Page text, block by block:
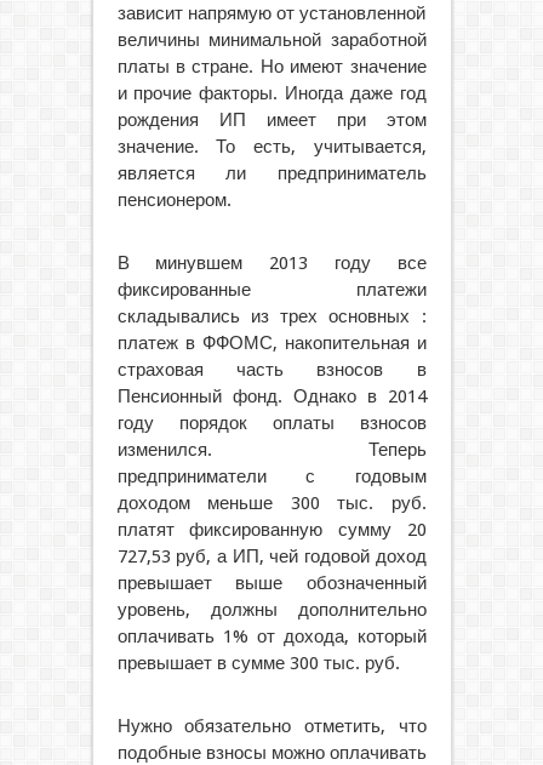
зависит напрямую от установленной
величины минимальной заработной
платы в стране. Но имеют значение
и прочие факторы. Иногда даже год
рождения ИП имеет при этом
значение. То есть, учитывается,
является ли предприниматель
пенсионером.
В минувшем 2013 году все
фиксированные платежи
складывались из трех основных :
платеж в ФФОМС, накопительная и
страховая часть взносов в
Пенсионный фонд. Однако в 2014
году порядок оплаты взносов
изменился. Теперь
предприниматели с годовым
доходом меньше 300 тыс. руб.
платят фиксированную сумму 20
727,53 руб, а ИП, чей годовой доход
превышает выше обозначенный
уровень, должны дополнительно
оплачивать 1% от дохода, который
превышает в сумме 300 тыс. руб.
Нужно обязательно отметить, что
подобные взносы можно оплачивать